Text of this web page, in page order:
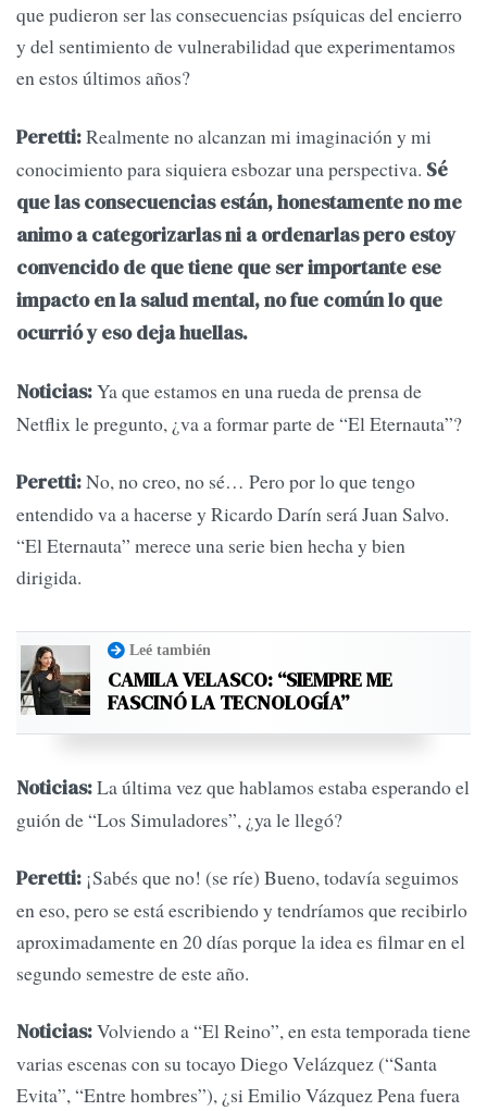
que pudieron ser las consecuencias psíquicas del encierro
y del sentimiento de vulnerabilidad que experimentamos
en estos últimos años?
Peretti:Realmente no alcanzan mi imaginación y mi
conocimiento para siquiera esbozar una perspectiva. Sé
que las consecuencias están, honestamente no me
animo a categorizarlas ni a ordenarlas pero estoy
convencido de que tiene que ser importante ese
impacto en la salud mental, no fue común lo que
ocurrió y eso deja huellas.
Noticias:Ya que estamos en una rueda de prensa de
Netflix le pregunto, ¿va a formar parte de “El Eternauta”?
Peretti:No, no creo, no sé… Pero por lo que tengo
entendido va a hacerse y Ricardo Darín será Juan Salvo.
“El Eternauta” merece una serie bien hecha y bien
dirigida.
Leé también
CAMILA VELASCO: “SIEMPRE ME
FASCINÓ LA TECNOLOGÍA”
Noticias:La última vez que hablamos estaba esperando el
guión de “Los Simuladores”, ¿ya le llegó?
Peretti: ¡Sabés que no! (se ríe) Bueno, todavía seguimos
en eso, pero se está escribiendo y tendríamos que recibirlo
aproximadamente en 20 días porque la idea es filmar en el
segundo semestre de este año.
Noticias:Volviendo a “El Reino”, en esta temporada tiene
varias escenas con su tocayo Diego Velázquez (“Santa
Evita”, “Entre hombres”), ¿si Emilio Vázquez Pena fuera